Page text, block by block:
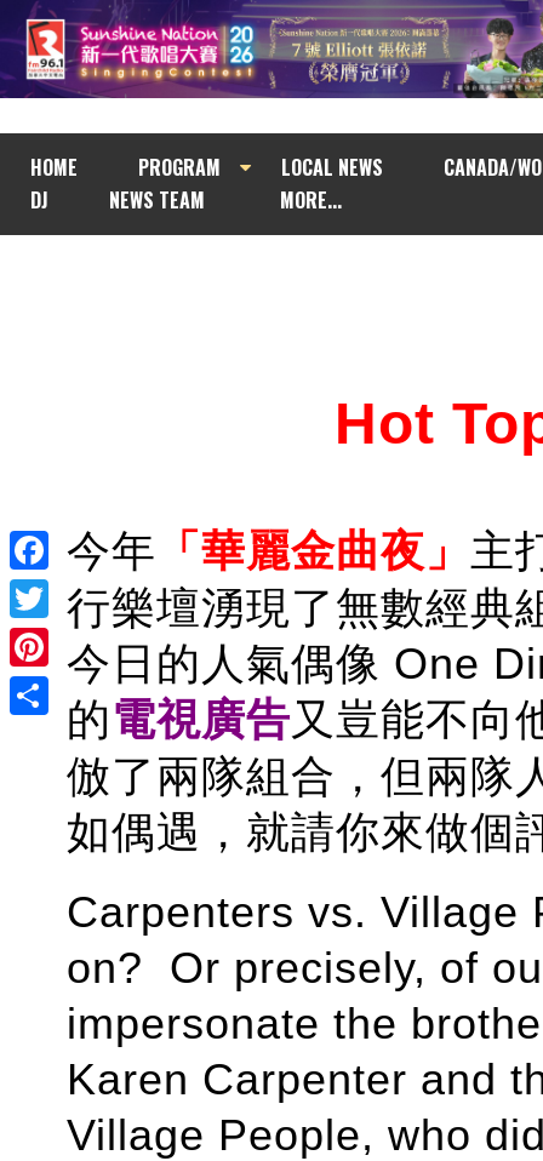
HOME PROGRAM LOCAL NEWS
CANADA/
DJ
NEWS TEAM MORE...
Facebook
Twitter
Pinterest
Hot
今年 「華麗金曲夜」 主
行樂壇湧現了無數經典
今日的人氣偶像 One
的電視廣告又豈能不向
倣了兩隊組合，但兩隊
如偶遇，就請你來做個
Carpenters vs. Village
on? Or precisely, of
impersonate the
Karen Carpenter and
Village People, who